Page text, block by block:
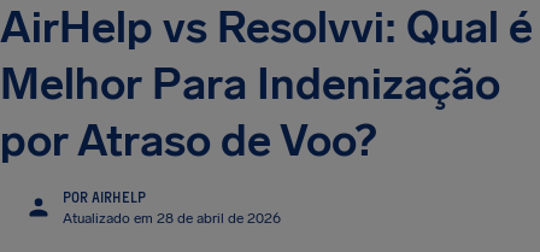
AirHelp vs Resolvvi: Qual é
Melhor Para Indenização
por Atraso de Voo?
POR AIRHELP
Atualizado em 28 de abril de 2026